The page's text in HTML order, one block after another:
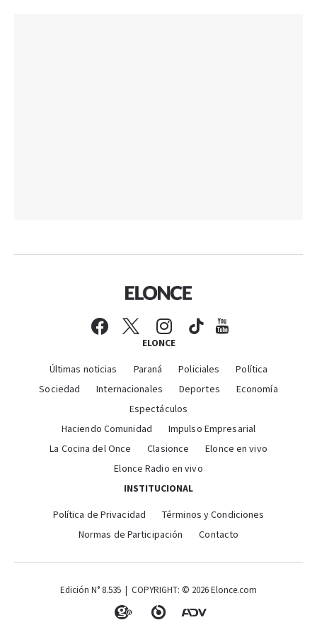
ELONCE
Últimas noticias Paraná Policiales
Política
Sociedad
Internacionales Deportes
Economía
Espectáculos
Haciendo Comunidad
Impulso Empresarial
La Cocina del Once
Clasionce
Elonce en vivo
Elonce Radio en vivo
INSTITUCIONAL
Política de Privacidad
Términos y Condiciones
Normas de Participación
Contacto
Edición N° 8.535 | COPYRIGHT: © 2026 Elonce.com